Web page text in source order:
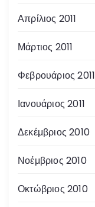
Απρίλιος 2011
Μάρτιος 2011
Φεβρουάριος 2011
Ιανουάριος 2011
Δεκέμβριος 2010
Νοέμβριος 2010
Οκτώβριος 2010